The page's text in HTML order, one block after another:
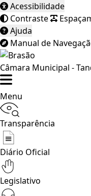
Acessibilidade
Contraste
Ajuda
Manual de
Câmara Municipal -
Menu
Transparência
Diário Oficial
Legislativo